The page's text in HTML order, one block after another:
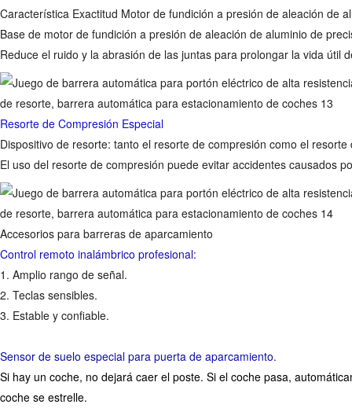
Característica Exactitud Motor de fundición a presión de aleación de
Base de motor de fundición a presión de aleación de aluminio de
Reduce el ruido y la abrasión de las juntas para prolongar la vida útil
Resorte de Compresión Especial
Dispositivo de resorte: tanto el resorte de compresión como el
El uso del resorte de compresión puede evitar accidentes causados
Accesorios para barreras de aparcamiento
Control remoto inalámbrico profesional:
1. Amplio rango de señal.
2. Teclas sensibles.
3. Estable y confiable.
Sensor de suelo especial para puerta de aparcamiento.
Si hay un coche, no dejará caer el poste. Si el coche pasa,
coche se estrelle.